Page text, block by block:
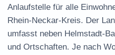
Anlaufstelle für alle
Rhein-Neckar-Kreis. Der
umfasst neben Helmstadt-
und Ortschaften. Je nach